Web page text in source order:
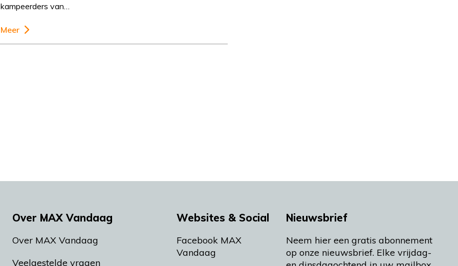
kampeerders van…
Meer
Over MAX Vandaag
Over MAX Vandaag
Veelgestelde vragen
Websites & Social
Facebook MAX
Vandaag
Nieuwsbrief
Neem hier een gratis abonnement
op onze nieuwsbrief. Elke vrijdag-